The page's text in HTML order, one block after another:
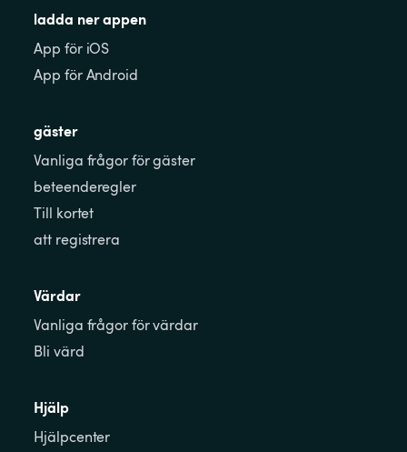
ladda ner appen
App för iOS
App för Android
gäster
Vanliga frågor för gäster
beteenderegler
Till kortet
att registrera
Värdar
Vanliga frågor för värdar
Bli värd
Hjälp
Hjälpcenter